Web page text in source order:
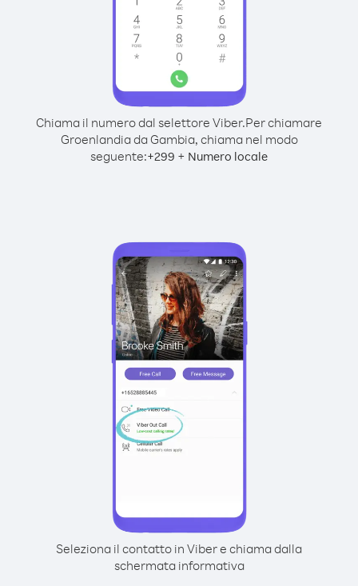
Chiama il numero dal selettore Viber.Per chiamare
Groenlandia da Gambia, chiama nel modo
seguente:+299 + Numero locale
Seleziona il contatto in Viber e chiama dalla
schermata informativa